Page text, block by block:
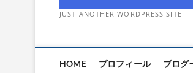
JUST ANOTHER WORDPRESS SITE
HOME プロフィール ブログ